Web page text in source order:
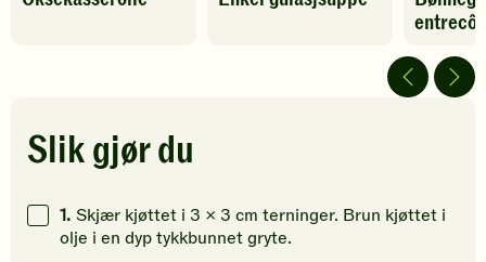
stjerner.
Klikk
å
gi
å
gi
din
har
4
av
å
gi
Slik gjør du
1. Skjær kjøttet i 3 x 3 cm terninger. Brun kjøttet i
olje i en dyp tykkbunnet gryte.